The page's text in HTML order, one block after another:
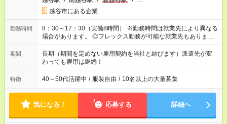
越谷市にある企業
勤務時間
8：30～17：30（実働8時間） ※勤務時間は就業先により異なる
場合があります。 ◎フレックス勤務が可能な就業先もありま
す。 ◎今よりもさらに働きやすい環境をつくるべく、 働き方
改革に全社をあげて取り組んでいます。
期間
長期（期間を定めない雇用契約を当社と結びます）派遣先が変
わっても雇用は継続！
特徴 40～50代活躍中 / 服装自由 / 10名以上の大量募集
気になる！ 応募する 詳細へ